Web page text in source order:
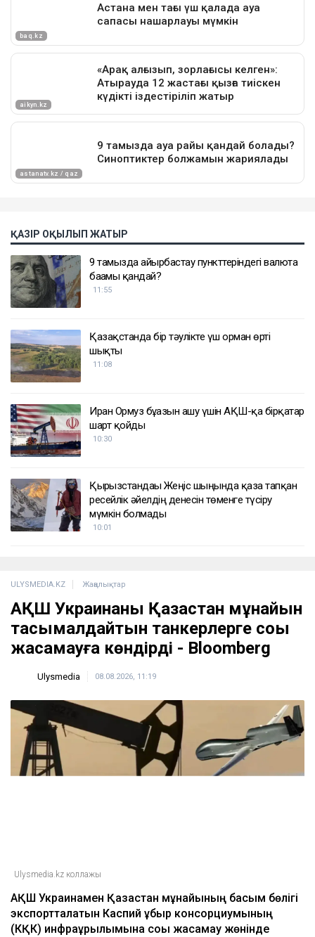
ҚАЗІР ОҚЫЛЫП ЖАТЫР
9 тамызда айырбастау пункттеріндегі валюта
бағамы қандай?
11:55
Қазақстанда бір тәулікте үш орман өрті
шықты
11:08
Иран Ормуз бұғазын ашу үшін АҚШ-қа бірқатар
шарт қойды
10:30
Қырғызстандағы Жеңіс шыңында қаза тапқан
ресейлік әйелдің денесін төменге түсіру
мүмкін болмады
10:01
ULYSMEDIA.KZ Жаңалықтар
АҚШ Украинаны Қазақстан мұнайын
тасымалдайтын танкерлерге соққы
жасамауға көндірді - Bloomberg
Ulysmedia 08.08.2026, 11:19
Ulysmedia.kz коллажы
АҚШ Украинамен Қазақстан мұнайының басым бөлігі
экспортталатын Каспий құбыр консорциумының
(КҚК) инфрақұрылымына соққы жасамау жөнінде